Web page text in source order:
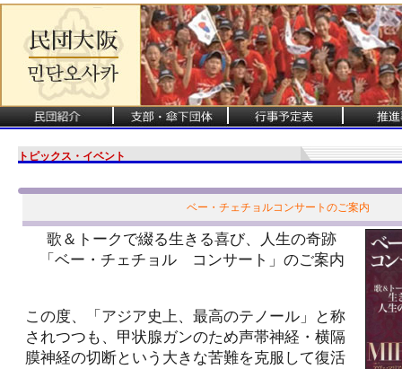
トピックス・イベント
ベー・チェチョルコンサートのご案内
歌＆トークで綴る生きる喜び、人生の奇跡
「ベー・チェチョル コンサート」のご案内
この度、「アジア史上、最高のテノール」と称
されつつも、甲状腺ガンのため声帯神経・横隔
膜神経の切断という大きな苦難を克服して復活